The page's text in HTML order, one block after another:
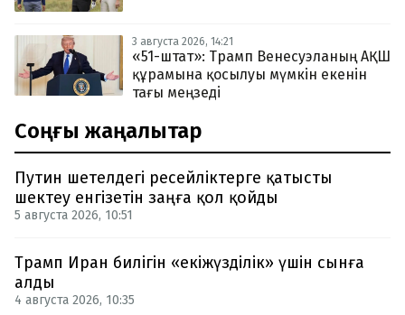
3 августа 2026, 14:21
«51-штат»: Трамп Венесуэланың АҚШ
құрамына қосылуы мүмкін екенін
тағы меңзеді
Соңғы жаңалықтар
Путин шетелдегі ресейліктерге қатысты
шектеу енгізетін заңға қол қойды
5 августа 2026, 10:51
Трамп Иран билігін «екіжүзділік» үшін сынға
алды
4 августа 2026, 10:35